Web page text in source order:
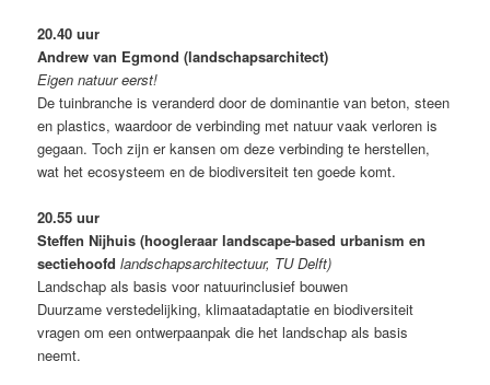
20.40 uur
Andrew van Egmond (landschapsarchitect)
Eigen natuur eerst!
De tuinbranche is veranderd door de dominantie van beton, steen
en plastics, waardoor de verbinding met natuur vaak verloren is
gegaan. Toch zijn er kansen om deze verbinding te herstellen,
wat het ecosysteem en de biodiversiteit ten goede komt.
20.55 uur
Steffen Nijhuis (hoogleraar landscape-based urbanism en
sectiehoofdlandschapsarchitectuur, TU Delft)
Landschap als basis voor natuurinclusief bouwen
Duurzame verstedelijking, klimaatadaptatie en biodiversiteit
vragen om een ontwerpaanpak die het landschap als basis
neemt.